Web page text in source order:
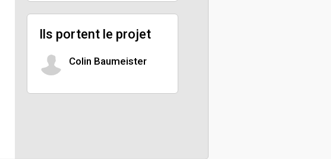
Ils portent le projet
Colin Baumeister